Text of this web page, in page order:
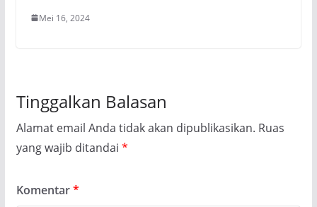
Mei 16, 2024
Tinggalkan Balasan
Alamat email Anda tidak akan dipublikasikan. Ruas
yang wajib ditandai *
Komentar*